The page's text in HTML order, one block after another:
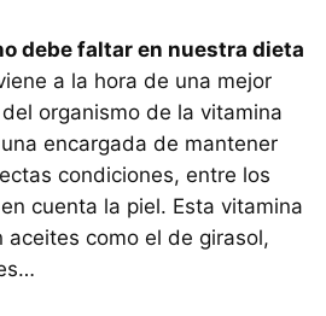
debe faltar en nuestra dieta
a la hora de una mejor
organismo de la vitamina
encargada de mantener
condiciones, entre los
cuenta la piel. Esta vitamina
aceites como el de girasol,